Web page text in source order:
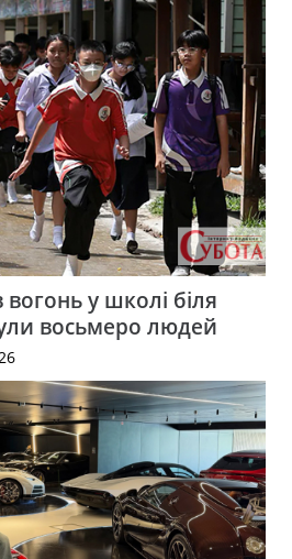
вогонь у школі біля
восьмеро людей